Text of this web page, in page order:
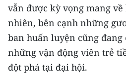
CÁC CHUYÊN TRANG
VỀ BÁO NHÂN DÂN
THỜI NAY
vẫn được kỳ vọng mang
nhiên, bên cạnh những
ban huấn luyện cũng
những vận động viên trẻ
đột phá tại đại hội.